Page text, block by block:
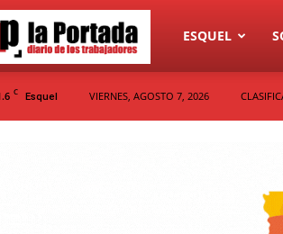
Diario
La
ESQUEL
C Esquel VIERNES, AGOSTO 7, 2026